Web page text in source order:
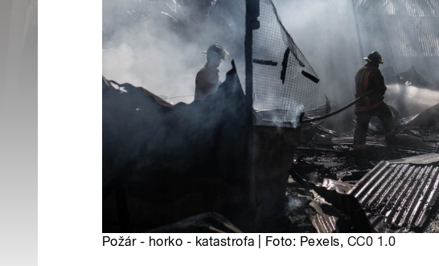
Požár - horko - katastrofa | Foto: Pexels, CC0 1.0